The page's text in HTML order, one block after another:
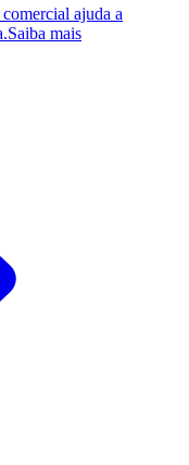
ajuda a
Saiba mais